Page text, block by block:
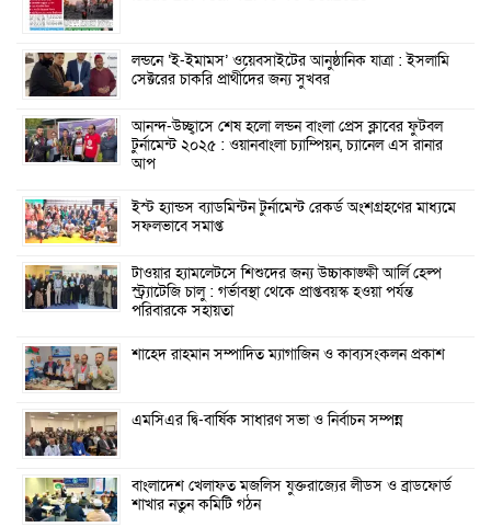
লন্ডনে ‘ই-ইমামস’ ওয়েবসাইটের আনুষ্ঠানিক যাত্রা : ইসলামি
সেক্টরের চাকরি প্রার্থীদের জন্য সুখবর
আনন্দ-উচ্ছ্বাসে শেষ হলো লন্ডন বাংলা প্রেস ক্লাবের ফুটবল
টুর্নামেন্ট ২০২৫ : ওয়ানবাংলা চ্যাম্পিয়ন, চ্যানেল এস রানার
আপ
ইস্ট হ্যান্ডস ব্যাডমিন্টন টুর্নামেন্ট রেকর্ড অংশগ্রহণের মাধ্যমে
সফলভাবে সমাপ্ত
টাওয়ার হ্যামলেটসে শিশুদের জন্য উচ্চাকাঙ্ক্ষী আর্লি হেল্প
স্ট্র্যাটেজি চালু : গর্ভাবস্থা থেকে প্রাপ্তবয়স্ক হওয়া পর্যন্ত
পরিবারকে সহায়তা
শাহেদ রাহমান সম্পাদিত ম্যাগাজিন ও কাব্যসংকলন প্রকাশ
এমসিএর দ্বি-বার্ষিক সাধারণ সভা ও নির্বাচন সম্পন্ন
বাংলাদেশ খেলাফত মজলিস যুক্তরাজ্যের লীডস ও ব্রাডফোর্ড
শাখার নতুন কমিটি গঠন